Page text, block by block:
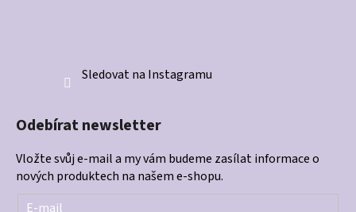
Sledovat na Instagramu
Odebírat newsletter
Vložte svůj e-mail a my vám budeme zasílat informace o
nových produktech na našem e-shopu.
E-mail